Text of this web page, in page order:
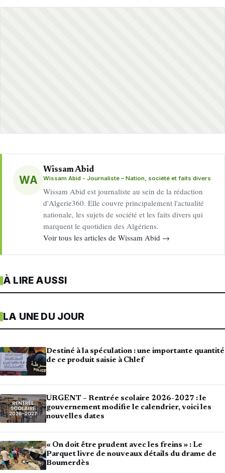
WA
Wissam Abid
Wissam Abid - Journaliste – Nation, société et faits divers
Wissam Abid est journaliste au sein de la rédaction
d'Algerie360. Elle couvre principalement l'actualité
nationale, les sujets de société et les faits divers qui
marquent le quotidien des Algériens.
Voir tous les articles de Wissam Abid →
À LIRE AUSSI
LA UNE DU JOUR
Destiné à la spéculation : une importante quantité
de ce produit saisie à Chlef
URGENT – Rentrée scolaire 2026-2027 : le
gouvernement modifie le calendrier, voici les
nouvelles dates
« On doit être prudent avec les freins » : Le
Parquet livre de nouveaux détails du drame de
Boumerdès